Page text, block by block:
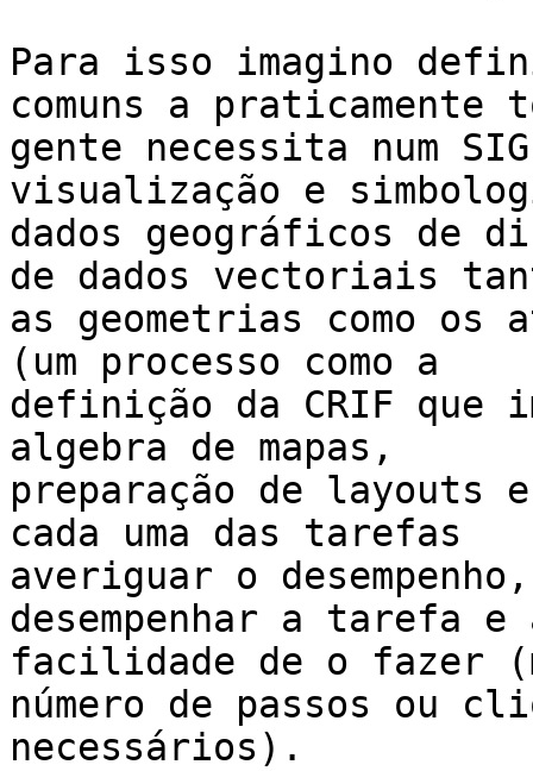
Para isso imagino
comuns a praticamente
gente necessita num
visualização e
dados geográficos de
de dados vectoriais
as geometrias como
(um processo como a
definição da CRIF que
algebra de mapas,
preparação de layouts
cada uma das tarefas
averiguar o
desempenhar a tarefa e
facilidade de o fazer
número de passos ou
necessários).